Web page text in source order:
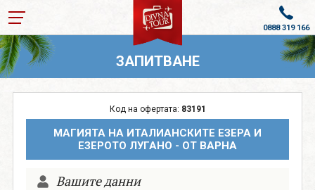
0888 319 166
ПОЧИВКИ В ТУРЦИЯ 2026ЗАПИТВАНЕ
Код на офертата: 83191
МАГИЯТА НА ИТАЛИАНСКИТЕ ЕЗЕРА И
ЕЗЕРОТО ЛУГАНО - ОТ ВАРНА
Вашите данни